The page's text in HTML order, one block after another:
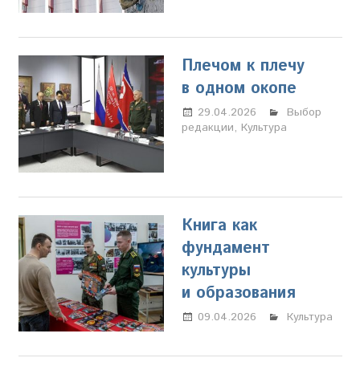
Плечом к плечу
в одном окопе
29.04.2026
Настя
Свиридова
Выбор
редакции, Культура
Книга как
фундамент
культуры
и образования
09.04.2026
Настя
Культура